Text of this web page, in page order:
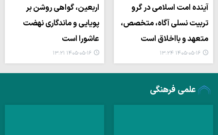
آینده امت اسلامی در گرو
تربیت نسلی آگاه، متخصص،
متعهد و بااخلاق است
۱۴۰۵-۰۵-۱۶ ۱۳:۲۴
اربعین، گواهی روشن بر
پویایی و ماندگاری نهضت
عاشورا است
۱۴۰۵-۰۵-۱۶ ۱۳:۲۱
علمی فرهنگی